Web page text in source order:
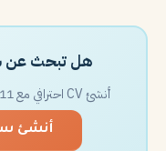
هل تبحث عن
أنشئ CV احترافي مع 11 وكيل ذكاء اصطناعي — مجاناً بالكامل
أنشئ